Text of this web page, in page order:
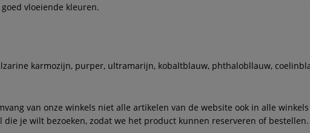
vloeiende kleuren.
karmozijn, purper, ultramarijn, kobaltblauw, phthalobllauw,
van onze winkels niet alle artikelen van de website ook in alle
je wilt bezoeken, zodat we het product kunnen reserveren of bestellen.